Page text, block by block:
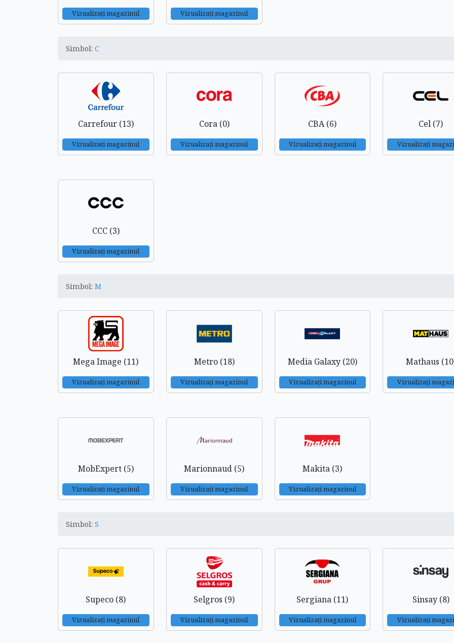
Vizualizați magazinul Vizualizați magazinul
Simbol: C
Carrefour (13)
Vizualizați magazinul
Cora (0)
Vizualizați magazinul
CBA (6)
Vizualizați magazinul
Cel (7)
Vizualizați
CCC (3)
Vizualizați magazinul
Simbol: M
Mega Image (11)
Vizualizați magazinul
Metro (18)
Vizualizați magazinul
Media Galaxy (20)
Vizualizați magazinul
Mathaus
Vizualizați
MobExpert (5)
Vizualizați magazinul
Marionnaud (5)
Vizualizați magazinul
Makita (3)
Vizualizați magazinul
Simbol: S
Supeco (8)
Vizualizați magazinul
Selgros (9)
Vizualizați magazinul
Sergiana (11)
Vizualizați magazinul
Sinsay (8)
Vizualizați